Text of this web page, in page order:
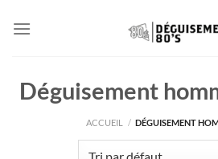
Déguisement
ACCUEIL / DÉGUISEMENT